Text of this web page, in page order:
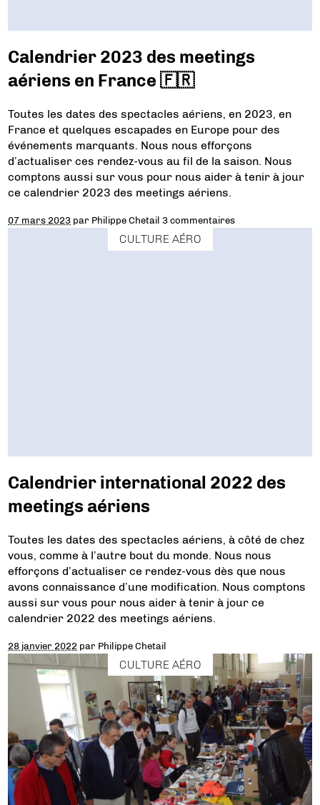
Calendrier 2023 des meetings
aériens en France 🇫🇷
Toutes les dates des spectacles aériens, en 2023, en
France et quelques escapades en Europe pour des
événements marquants. Nous nous efforçons
d’actualiser ces rendez-vous au fil de la saison. Nous
comptons aussi sur vous pour nous aider à tenir à jour
ce calendrier 2023 des meetings aériens.
07 mars 2023 par Philippe Chetail 3 commentaires
CULTURE AÉRO
Calendrier international 2022 des
meetings aériens
Toutes les dates des spectacles aériens, à côté de chez
vous, comme à l’autre bout du monde. Nous nous
efforçons d’actualiser ce rendez-vous dès que nous
avons connaissance d’une modification. Nous comptons
aussi sur vous pour nous aider à tenir à jour ce
calendrier 2022 des meetings aériens.
28 janvier 2022 par Philippe Chetail
CULTURE AÉRO